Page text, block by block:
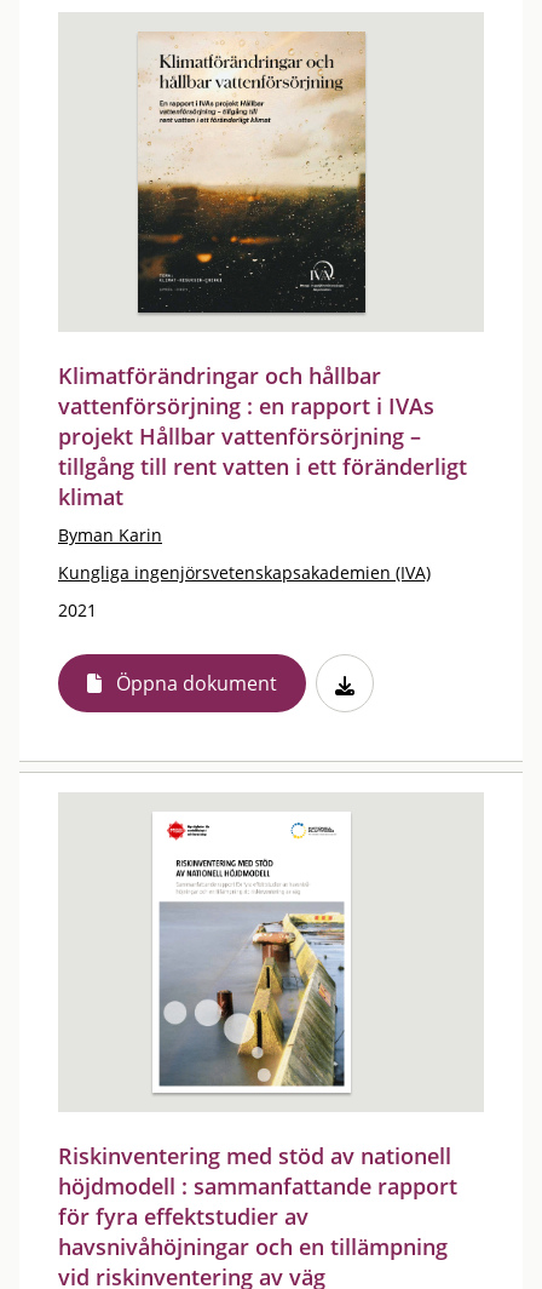
Klimatförändringar och hållbar
vattenförsörjning : en rapport i IVAs
projekt Hållbar vattenförsörjning –
tillgång till rent vatten i ett föränderligt
klimat
Byman Karin
Kungliga ingenjörsvetenskapsakademien (IVA)
2021
Öppna dokument
Riskinventering med stöd av nationell
höjdmodell : sammanfattande rapport
för fyra effektstudier av
havsnivåhöjningar och en tillämpning
vid riskinventering av väg